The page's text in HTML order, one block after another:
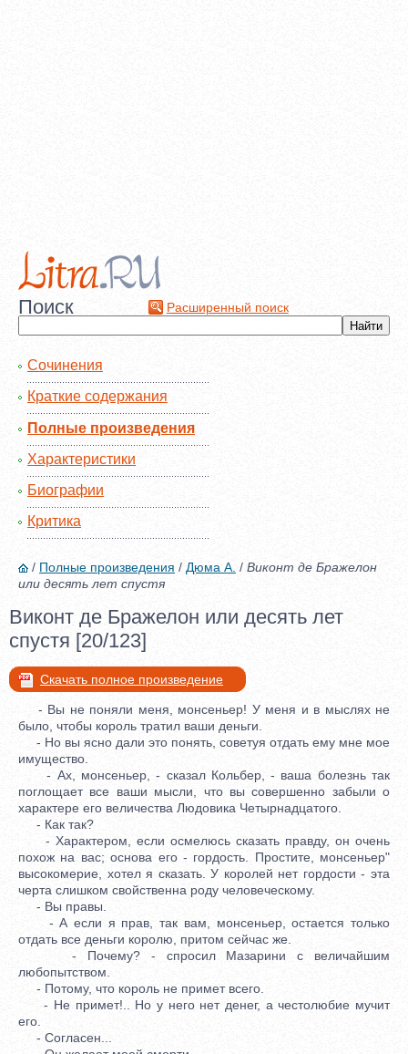
Поиск Расширенный поиск
Сочинения
Краткие содержания
Полные произведения
Характеристики
Биографии
Критика
/ Полные произведения / Дюма А. / Виконт де Бражелон
или десять лет спустя
Виконт де Бражелон или десять лет
спустя [20/123]
Скачать полное произведение
- Вы не поняли меня, монсеньер! У меня и в мыслях не
было, чтобы король тратил ваши деньги.
- Но вы ясно дали это понять, советуя отдать ему мне мое
имущество.
- Ах, монсеньер, - сказал Кольбер, - ваша болезнь так
поглощает все ваши мысли, что вы совершенно забыли о
характере его величества Людовика Четырнадцатого.
- Как так?
- Характером, если осмелюсь сказать правду, он очень
похож на вас; основа его - гордость. Простите, монсеньер"
высокомерие, хотел я сказать. У королей нет гордости - эта
черта слишком свойственна роду человеческому.
- Вы правы.
- А если я прав, так вам, монсеньер, остается только
отдать все деньги королю, притом сейчас же.
- Почему? - спросил Мазарини с величайшим
любопытством.
- Потому, что король не примет всего.
- Не примет!.. Но у него нет денег, а честолюбие мучит
его.
- Согласен...